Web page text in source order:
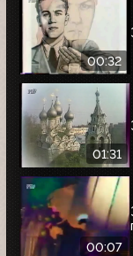
00:32
01:31
00:07